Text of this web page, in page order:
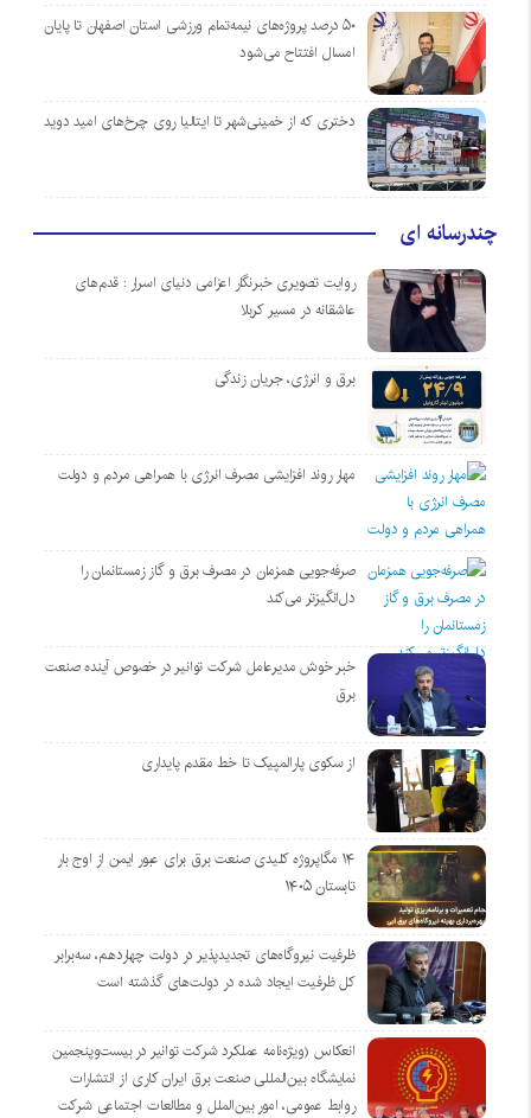
۵۰ درصد پروژه‌های نیمه‌تمام ورزشی استان اصفهان تا پایان
امسال افتتاح می‌شود
دختری که از خمینی‌شهر تا ایتالیا روی چرخ‌های امید دوید
چندرسانه ای
روایت تصویری خبرنگار اعزامی دنیای اسرار : قدم‌های
عاشقانه در مسیر کربلا
برق و انرژی، جریان زندگی
مهار روند افزایشی مصرف انرژی با همراهی مردم و دولت
صرفه‌جویی همزمان در مصرف برق و گاز زمستانمان را
دل‌انگیزتر می‌کند
خبر خوش مدیرعامل شرکت توانیر در خصوص آینده صنعت
برق
از سکوی پارالمپیک تا خط مقدم پایداری
۱۴ مگاپروژه‌ کلیدی صنعت برق برای عبور ایمن از اوج بار
تابستان ۱۴۰۵
ظرفیت نیروگاه‌های تجدیدپذیر در دولت چهاردهم، سه‌برابر
کل ظرفیت ایجاد شده در دولت‌های گذشته است
انعکاس (ویژه‌نامه عملکرد شرکت توانیر در بیست‌وپنجمین
نمایشگاه بین‌المللی صنعت برق ایران کاری از انتشارات
روابط عمومی، امور بین‌الملل و مطالعات اجتماعی شرکت